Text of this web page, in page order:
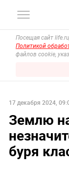
Посещая сайт
Политикой
файлов cookie,
17 декабря 2024,
Землю
буря